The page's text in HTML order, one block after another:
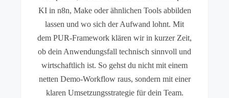
KI in n8n, Make oder ähnlichen Tools abbilden
lassen und wo sich der Aufwand lohnt. Mit
dem PUR-Framework klären wir in kurzer Zeit,
ob dein Anwendungsfall technisch sinnvoll und
wirtschaftlich ist. So gehst du nicht mit einem
netten Demo-Workflow raus, sondern mit einer
klaren Umsetzungsstrategie für dein Team.